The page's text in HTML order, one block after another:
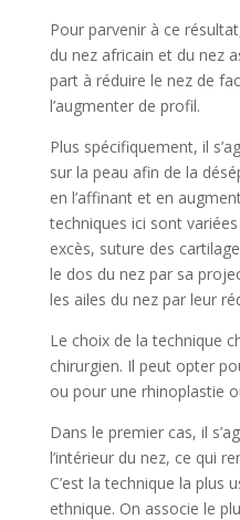
Pour parvenir à ce
du nez africain et du nez
part à réduire le nez de
l’augmenter de profil.
Plus spécifiquement, il
sur la peau afin de la
en l’affinant et en
techniques ici sont
excès, suture des
le dos du nez par sa
les ailes du nez par leur
Le choix de la technique
chirurgien. Il peut opter
ou pour une rhinoplastie
Dans le premier cas, il
l’intérieur du nez, ce qui
C’est la technique la plus
ethnique. On associe le